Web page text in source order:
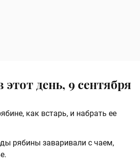
день, 9 сентября
как встарь, и набрать ее
рябины заваривали с чаем,